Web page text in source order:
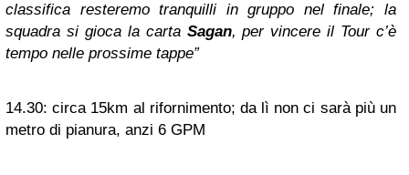
classifica resteremo tranquilli in gruppo nel finale; la
squadra si gioca la carta Sagan, per vincere il Tour c’è
tempo nelle prossime tappe”
14.30: circa 15km al rifornimento; da lì non ci sarà più un
metro di pianura, anzi 6 GPM